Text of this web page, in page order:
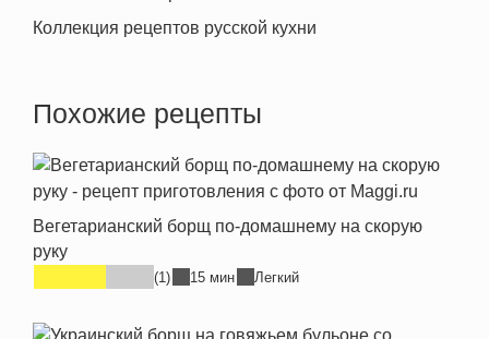
Коллекция рецептов русской кухни
Похожие рецепты
Вегетарианский борщ по-домашнему на скорую
руку
(1) 15 мин Легкий